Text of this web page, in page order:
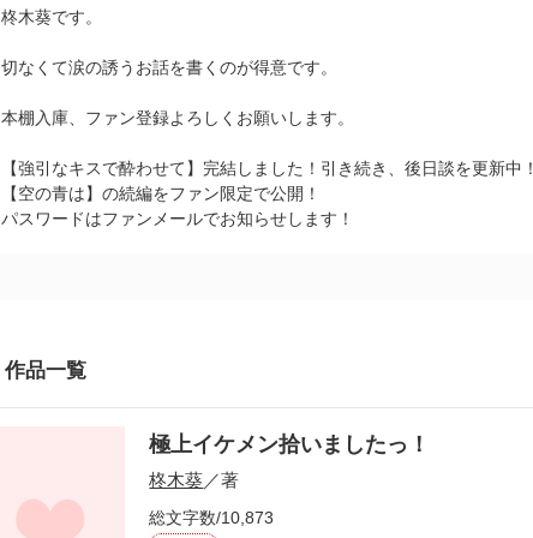
柊木葵です。
切なくて涙の誘うお話を書くのが得意です。
本棚入庫、ファン登録よろしくお願いします。
【強引なキスで酔わせて】完結しました！引き続き、後日談を更新中！
【空の青は】の続編をファン限定で公開！
パスワードはファンメールでお知らせします！
作品一覧
極上イケメン拾いましたっ！
柊木葵／著
総文字数/10,873